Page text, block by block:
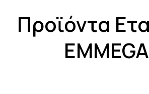
Προϊόντα